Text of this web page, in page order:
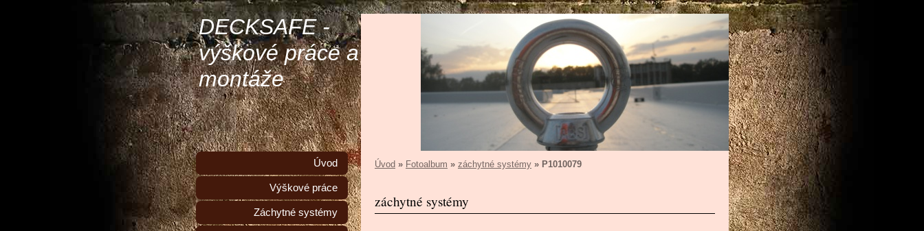
DECKSAFE -
výškové práce a
montáže
Úvod » Fotoalbum » záchytné systémy » P1010079
záchytné systémy
Úvod
Výškové práce
Záchytné systémy